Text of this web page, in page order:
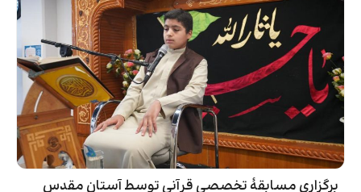
برگزاری مسابقۀ تخصصی قرآنی توسط آستان مقدس